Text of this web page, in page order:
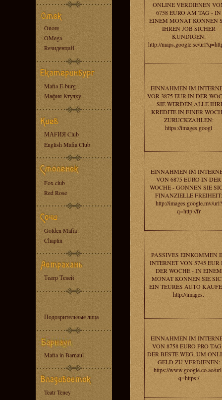
Onore
OMega
RезиденциЯ
Mafia E-burg
Мафия Ктулху
МАFИЯ Club
English Mafia Club
Fox club
Red Rose
Golden Mafia
Chaplin
Театр Теней
Подозрительные лица
Mafia in Barnaul
Teatr Teney
ONLINE VERDIENEN
6758 EURO AM TAG - IN
EINEM MONAT KONNEN
IHREN JOB SICHER
KUNDIGEN:
http://maps.google.sc/
EINNAHMEN IM
VOR 3875 EUR IN DER
- SIE WERDEN ALLE
KREDITE IN EINER
ZURUCKZAHLEN:
https://images.googl
EINNAHMEN IM
VON 6875 EURO IN DER
WOCHE - GONNEN SIE
FINANZIELLE FREIHEIT:
http://images.google.mv/url?
q=http://fr
PASSIVES EINKOMMEN
INTERNET VON 5745 EUR
DER WOCHE - IN EINEM
MONAT KONNEN SIE
EIN TEURES AUTO
http://images.
EINNAHMEN IM
VON 8758 EURO PRO
DER BESTE WEG, UM
GELD ZU VERDIENEN:
https://www.google.co.ao/
q=https:/